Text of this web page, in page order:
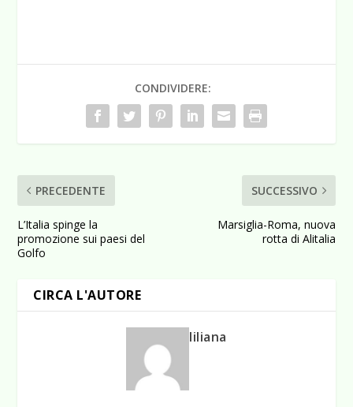
CONDIVIDERE:
PRECEDENTE
L’Italia spinge la
promozione sui paesi del
Golfo
SUCCESSIVO
Marsiglia-Roma, nuova
rotta di Alitalia
CIRCA L'AUTORE
liliana